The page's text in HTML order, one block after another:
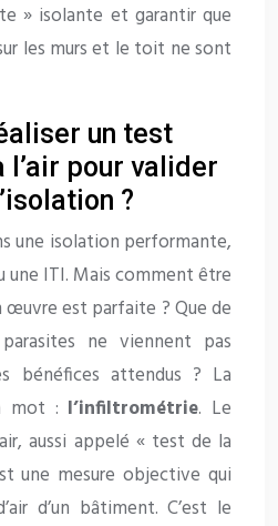
» isolante et garantir que
les murs et le toit ne sont
un test
l’air pour valider
?
une isolation performante,
une ITI. Mais comment être
œuvre est parfaite ? Que de
ne viennent pas
bénéfices attendus ? La
mot : l’infiltrométrie. Le
aussi appelé « test de la
une mesure objective qui
d’un bâtiment. C’est le